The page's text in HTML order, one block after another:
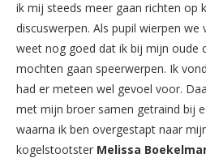
ik mij steeds meer gaan richten op
discuswerpen. Als pupil wierpen
weet nog goed dat ik bij mijn oude
mochten gaan speerwerpen. Ik
had er meteen wel gevoel voor.
met mijn broer samen getraind bij
waarna ik ben overgestapt naar
kogelstootster Melissa